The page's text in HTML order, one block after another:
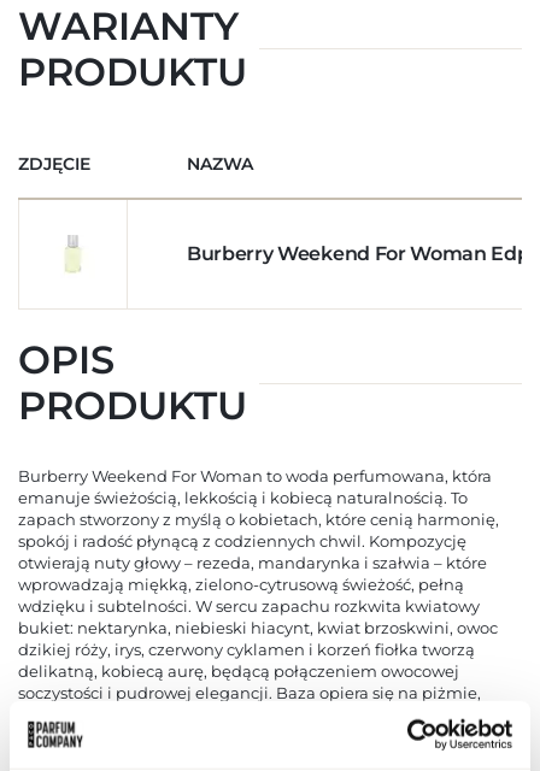
WARIANTY
PRODUKTU
ZDJĘCIE NAZWA
Burberry Weekend For Woman Edp
OPIS
PRODUKTU
Burberry Weekend For Woman to woda perfumowana, która
emanuje świeżością, lekkością i kobiecą naturalnością. To
zapach stworzony z myślą o kobietach, które cenią harmonię,
spokój i radość płynącą z codziennych chwil. Kompozycję
otwierają nuty głowy – rezeda, mandarynka i szałwia – które
wprowadzają miękką, zielono-cytrusową świeżość, pełną
wdzięku i subtelności. W sercu zapachu rozkwita kwiatowy
bukiet: nektarynka, niebieski hiacynt, kwiat brzoskwini, owoc
dzikiej róży, irys, czerwony cyklamen i korzeń fiołka tworzą
delikatną, kobiecą aurę, będącą połączeniem owocowej
soczystości i pudrowej elegancji. Baza opiera się na piżmie,
drzewie sandałowym i cedrze, które nadają zapachowi głębi,
miękkości i ciepłego, zmysłowego finiszu. Weekend For Woman